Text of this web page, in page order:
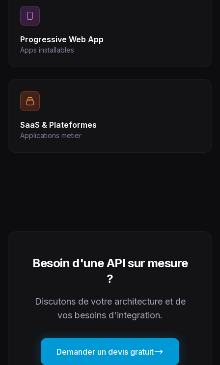
Progressive Web App
Apps installables
SaaS & Plateformes
Applications metier
Besoin d'une API sur mesure
?
Discutons de votre architecture et de
vos besoins d'integration.
Demander un devis gratuit